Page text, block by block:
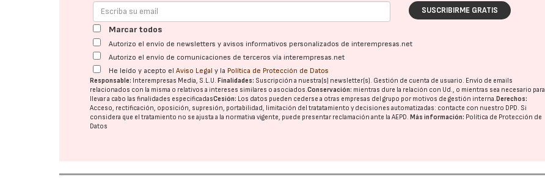
SUSCRIBIRME GRATIS
Marcar todos
Autorizo el envío de newsletters y avisos informativos personalizados de interempresas.net
Autorizo el envío de comunicaciones de terceros vía interempresas.net
He leído y acepto elAviso Legal y la Política de Protección de Datos
Responsable: Interempresas Media, S.L.U.Finalidades: Suscripción a nuestra(s) newsletter(s). Gestión de cuenta de usuario. Envío de emails
relacionados con la misma o relativos a intereses similares o asociados.Conservación: mientras dure la relación con Ud., o mientras sea necesario para
llevar a cabo las finalidades especificadasCesión: Los datos pueden cederse a otras empresas del grupo por motivos de gestión interna.Derechos:
Acceso, rectificación, oposición, supresión, portabilidad, limitación del tratatamiento y decisiones automatizadas: contacte con nuestro DPD. Si
considera que el tratamiento no se ajusta a la normativa vigente, puede presentar reclamación ante laAEPD.Más información: Política de Protección de
Datos